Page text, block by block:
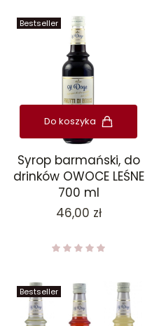
Bestseller
Do koszyka
Syrop barmański, do
drinków OWOCE LEŚNE
700 ml
Cena
46,00 zł
Bestseller